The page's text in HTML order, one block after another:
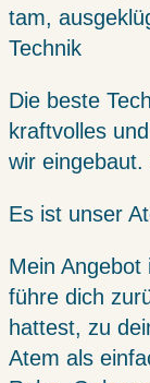
tam,
Technik
Die beste
kraftvolles
wir
Es ist unser
Mein
führe dich
hattest, zu
Atem als